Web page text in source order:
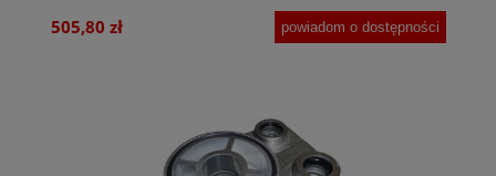
505,80 zł powiadom o dostępności